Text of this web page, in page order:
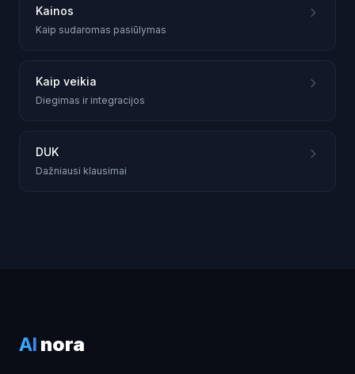
Kainos
Kaip sudaromas pasiūlymas
Kaip veikia
Diegimas ir integracijos
DUK
Dažniausi klausimai
AI nora